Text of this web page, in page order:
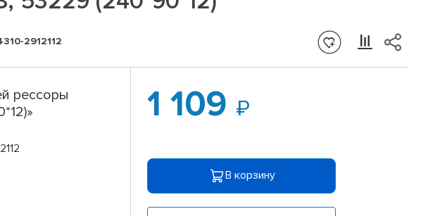
2912112
рессоры
1 109
В корзину